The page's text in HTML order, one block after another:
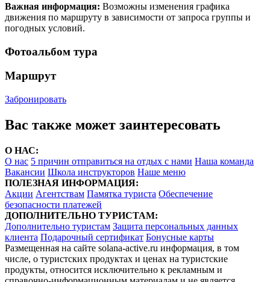
Важная информация: Возможны изменения графика
движения по маршруту в зависимости от запроса группы и
погодных условий.
Фотоальбом тура
Маршрут
Забронировать
Вас также может заинтересовать
О НАС:
О нас 5 причин отправиться на отдых с нами Наша команда
Вакансии Школа инструкторов Наше меню
ПОЛЕЗНАЯ ИНФОРМАЦИЯ:
Акции Агентствам Памятка туриста Обеспечение
безопасности платежей
ДОПОЛНИТЕЛЬНО ТУРИСТАМ:
Дополнительно туристам Защита персональных данных
клиента Подарочный сертификат Бонусные карты
Размещенная на сайте solana-active.ru информация, в том
числе, о туристских продуктах и ценах на туристские
продукты, относится исключительно к рекламным и